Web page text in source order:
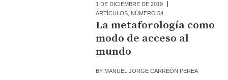
1 DE DICIEMBRE DE 2019
ARTÍCULOS NÚMERO 54
La metaforología como
modo de acceso al
mundo
BY MANUEL JORGE CARREÓN PEREA